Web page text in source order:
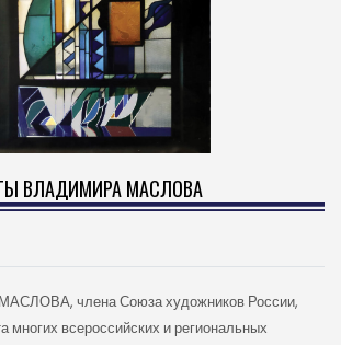
ВЛАДИМИРА МАСЛОВА
члена Союза художников России,
многих всероссийских и региональных